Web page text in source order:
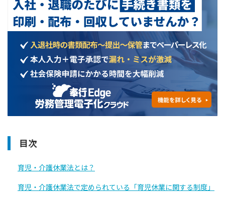
目次
育児・介護休業法とは？
育児・介護休業法で定められている「育児休業に関する制度」